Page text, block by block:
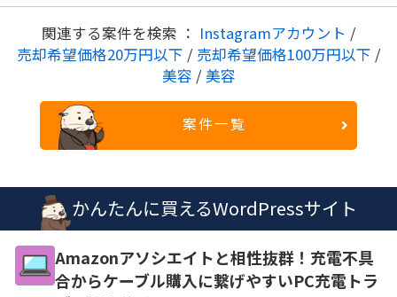
関連する案件を検索 ： Instagramアカウント /
売却希望価格20万円以下 / 売却希望価格100万円以下 /
美容 / 美容
案件一覧
かんたんに買えるWordPressサイト
Amazonアソシエイトと相性抜群！充電不具
合からケーブル購入に繋げやすいPC充電トラ